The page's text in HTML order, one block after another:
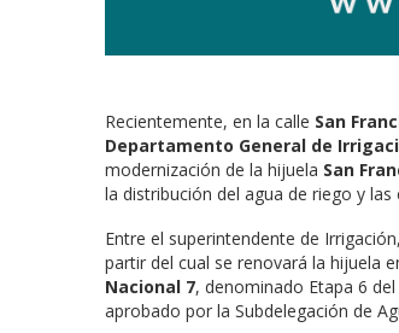
Recientemente, en la calle San
Departamento General de
modernización de la hijuela San
la distribución del agua de riego y
Entre el superintendente de Irrigación,
partir del cual se renovará la hijuela
Nacional 7, denominado Etapa 6
aprobado por la Subdelegación de